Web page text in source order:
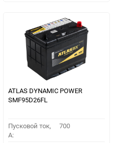
ATLAS DYNAMIC POWER
SMF95D26FL
Пусковой ток,
A:
700